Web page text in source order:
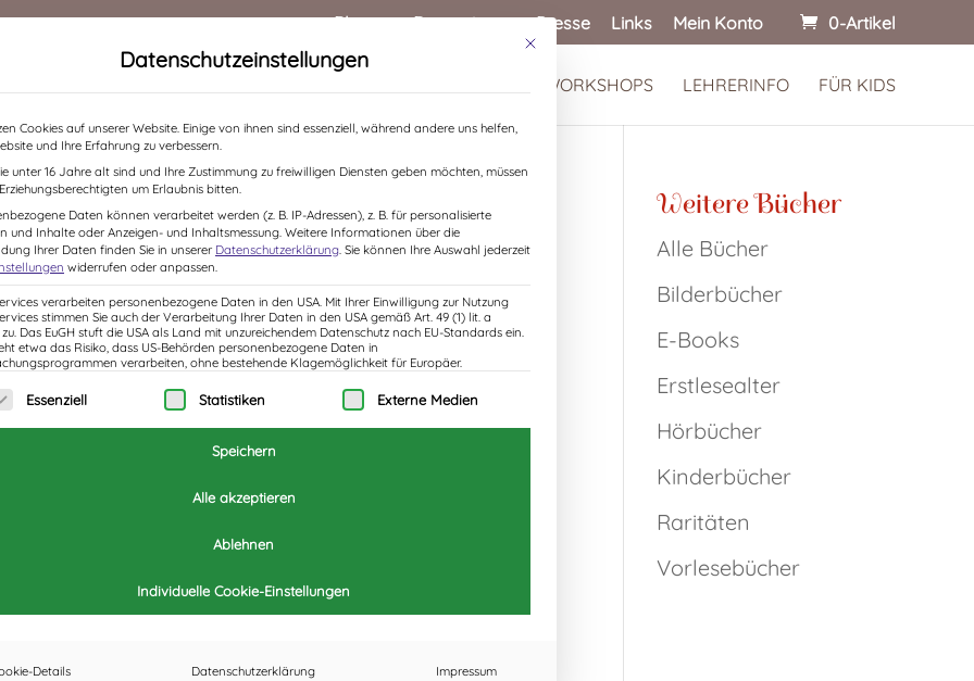
Blog Rezensionen Presse Links Mein Konto 0-Artikel
LESUNGEN / KINDERWORKSHOPS LEHRERINFO FÜR KIDS
Weitere Bücher
Alle Bücher
Bilderbücher
E-Books
Erstlesealter
Hörbücher
Kinderbücher
Raritäten
Vorlesebücher
Mit diesem Button wird der Dialog geschlossen. Seine Funktionalität ist identisch
Datenschutzeinstellungen
Cookies auf unserer Website. Einige von ihnen sind essenziell, während andere uns helfen,
und Ihre Erfahrung zu verbessern.
unter 16 Jahre alt sind und Ihre Zustimmung zu freiwilligen Diensten geben möchten, müssen
um Erlaubnis bitten.
Daten können verarbeitet werden (z. B. IP-Adressen), z. B. für personalisierte
und Inhalte oder Anzeigen- und Inhaltsmessung. Weitere Informationen über die
Ihrer Daten finden Sie in unserer Datenschutzerklärung. Sie können Ihre Auswahl jederzeit
widerrufen oder anpassen.
verarbeiten personenbezogene Daten in den USA. Mit Ihrer Einwilligung zur Nutzung
stimmen Sie auch der Verarbeitung Ihrer Daten in den USA gemäß Art. 49 (1) lit. a
zu. Das EuGH stuft die USA als Land mit unzureichendem Datenschutz nach EU-Standards ein.
etwa das Risiko, dass US-Behörden personenbezogene Daten in
verarbeiten, ohne bestehende Klagemöglichkeit für Europäer.
eine Liste der Service-Gruppen, für die eine Einwilligung erteilt werden kann. Die erste
Essenziell Statistiken Externe Medien
Speichern
Alle akzeptieren
Ablehnen
Individuelle Cookie-Einstellungen
Details Datenschutzerklärung Impressum